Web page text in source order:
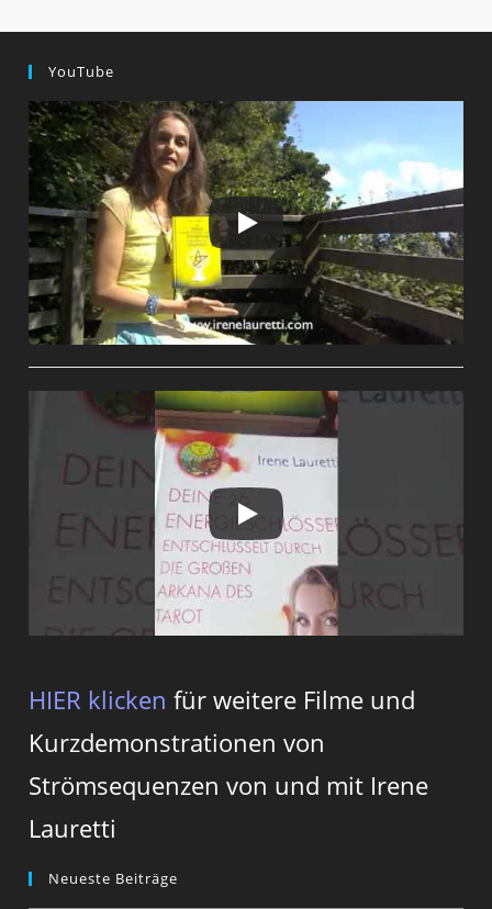
YouTube
HIER klicken für weitere Filme und
Kurzdemonstrationen von
Strömsequenzen von und mit Irene
Lauretti
Neueste Beiträge